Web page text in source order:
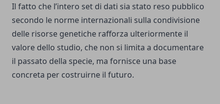
Il fatto che l’intero set di dati sia stato reso pubblico
secondo le norme internazionali sulla condivisione
delle risorse genetiche rafforza ulteriormente il
valore dello studio, che non si limita a documentare
il passato della specie, ma fornisce una base
concreta per costruirne il futuro.